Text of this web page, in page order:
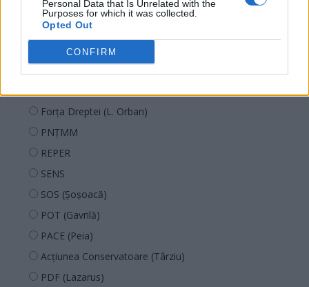
Personal Data that Is Unrelated with the
Purposes for which it was collected.
Opted Out
CONFIRM
PNL
PSD
Forța Dreptei (L. Orban)
PNȚMM
REPER
SENS
SOS (Șoșoacă)
POT (Gavrilă)
PACE (Peia)
Acțiunea Conservatoare (Târziu)
PDF (Lazarus)